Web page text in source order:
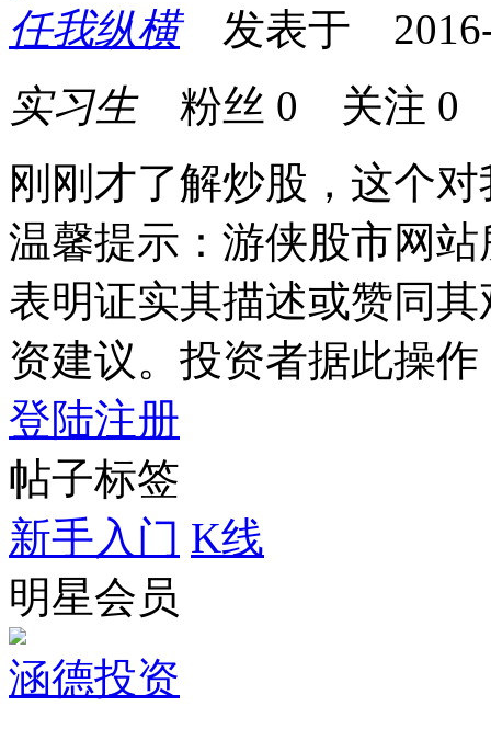
任我纵横发表于 2016-
实习生粉丝 0 关注 0
刚刚才了解炒股，这个
温馨提示：游侠股市网
表明证实其描述或赞同
资建议。投资者据此操
登陆注册
帖子标签
新手入门 K线
明星会员
涵德投资